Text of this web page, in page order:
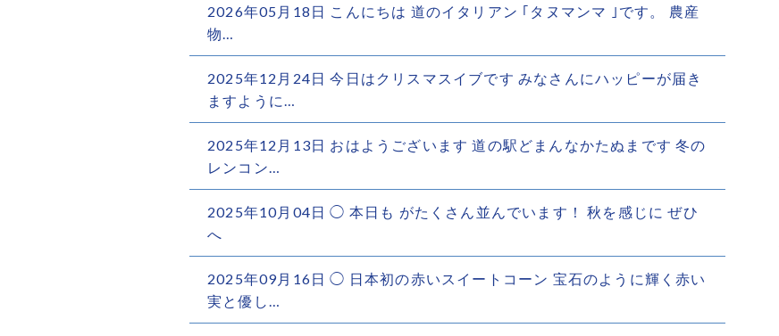
2026年05月18日 こんにちは️ 道のイタリアン ｢タヌマンマ ｣です。 農産
物…
2025年12月24日 今日はクリスマスイブです みなさんにハッピーが届き
ますように…
2025年12月13日 おはようございます 道の駅どまんなかたぬまです 冬の
レンコン…
2025年10月04日 ◯ 本日も がたくさん並んでいます！ 秋を感じに ぜひ
へ️
2025年09月16日 ◯ 日本初の赤いスイートコーン 宝石のように輝く赤い
実と優し…